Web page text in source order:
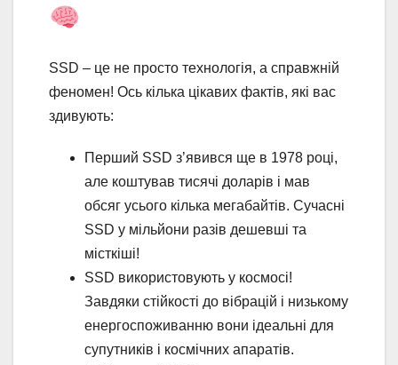
SSD – це не просто технологія, а справжній
феномен! Ось кілька цікавих фактів, які вас
здивують:
Перший SSD з’явився ще в 1978 році,
але коштував тисячі доларів і мав
обсяг усього кілька мегабайтів. Сучасні
SSD у мільйони разів дешевші та
місткіші!
SSD використовують у космосі!
Завдяки стійкості до вібрацій і низькому
енергоспоживанню вони ідеальні для
супутників і космічних апаратiв.